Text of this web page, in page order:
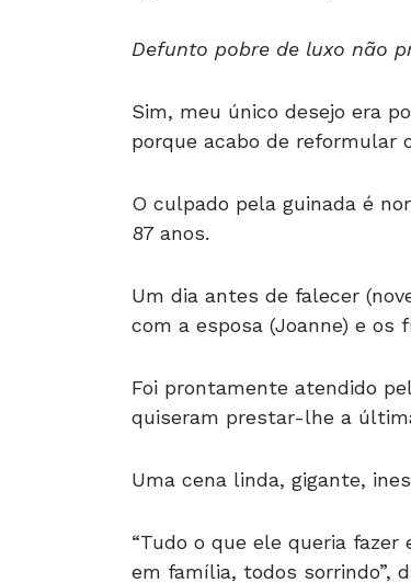
Defunto pobre de luxo não
Sim, meu único desejo era
porque acabo de reformular
O culpado pela guinada é
87 anos.
Um dia antes de falecer
com a esposa (Joanne) e os
Foi prontamente atendido
quiseram prestar-lhe a
Uma cena linda, gigante,
“Tudo o que ele queria
em família, todos sorrindo”,